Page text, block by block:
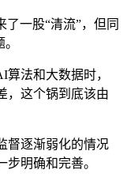
一股“清流”，但同
法和大数据时，
，这个锅到底该由
逐渐弱化的情况
明确和完善。